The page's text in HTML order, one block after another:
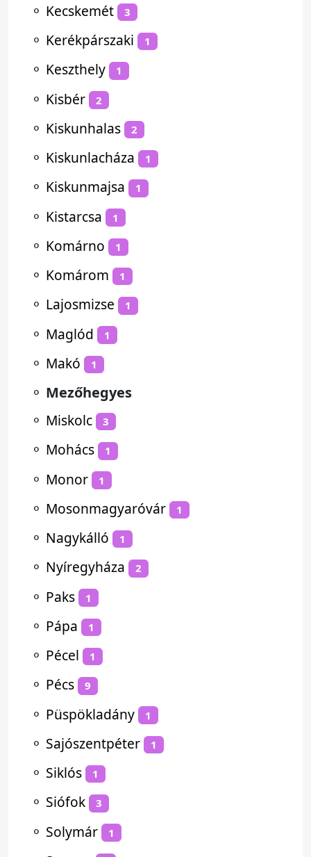
⚬ Kecskemét 3
⚬ Kerékpárszaki 1
⚬ Keszthely 1
⚬ Kisbér 2
⚬ Kiskunhalas 2
⚬ Kiskunlacháza 1
⚬ Kiskunmajsa 1
⚬ Kistarcsa 1
⚬ Komárno 1
⚬ Komárom 1
⚬ Lajosmizse 1
⚬ Maglód 1
⚬ Makó 1
⚬ Mezőhegyes
⚬ Miskolc 3
⚬ Mohács 1
⚬ Monor 1
⚬ Mosonmagyaróvár 1
⚬ Nagykálló 1
⚬ Nyíregyháza 2
⚬ Paks 1
⚬ Pápa 1
⚬ Pécel 1
⚬ Pécs 9
⚬ Püspökladány 1
⚬ Sajószentpéter 1
⚬ Siklós 1
⚬ Siófok 3
⚬ Solymár 1